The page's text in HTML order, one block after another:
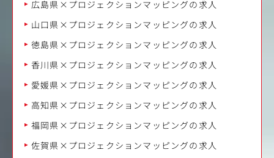
広島県×プロジェクションマッピングの求人
山口県×プロジェクションマッピングの求人
徳島県×プロジェクションマッピングの求人
香川県×プロジェクションマッピングの求人
愛媛県×プロジェクションマッピングの求人
高知県×プロジェクションマッピングの求人
福岡県×プロジェクションマッピングの求人
佐賀県×プロジェクションマッピングの求人